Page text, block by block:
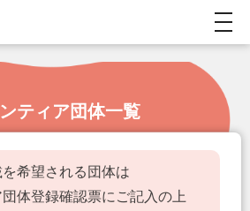
ティア団体一覧
希望される団体は
体登録確認票にご記入の上